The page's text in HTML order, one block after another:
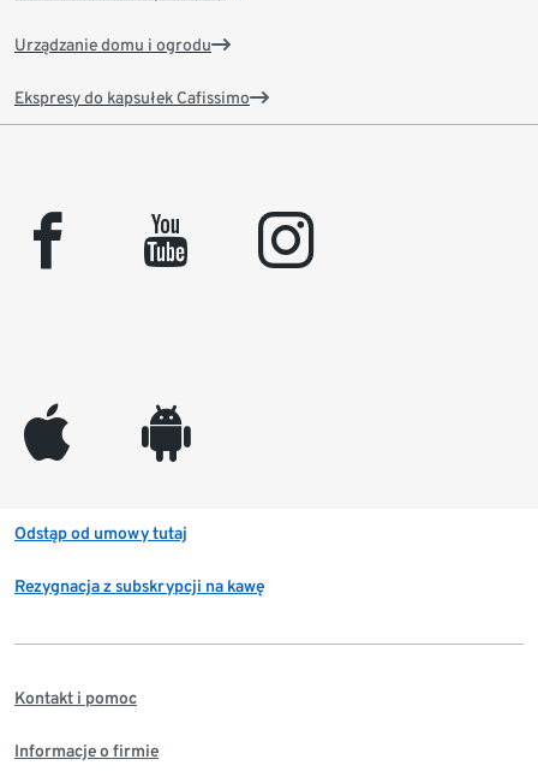
Urządzanie domu i ogrodu
Ekspresy do kapsułek Cafissimo
facebook youtube instagram
appleinc android
Odstąp od umowy tutaj
Rezygnacja z subskrypcji na kawę
Kontakt i pomoc
Informacje o firmie